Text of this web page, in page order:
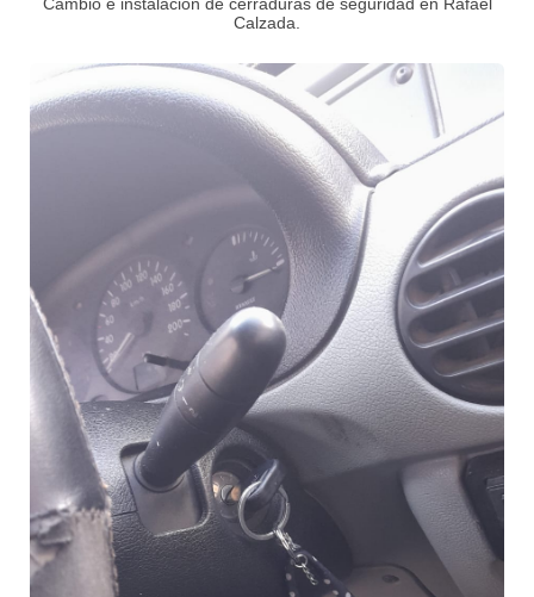
Cambio e instalación de cerraduras de seguridad en Rafael
Calzada.